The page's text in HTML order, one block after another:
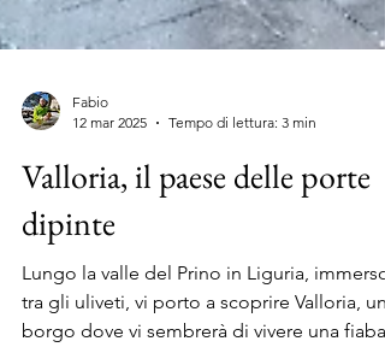
12 mar 2025
Tempo di lettura: 3 min
Valloria, il paese delle porte
dipinte
Lungo la valle del Prino in Liguria, immerso